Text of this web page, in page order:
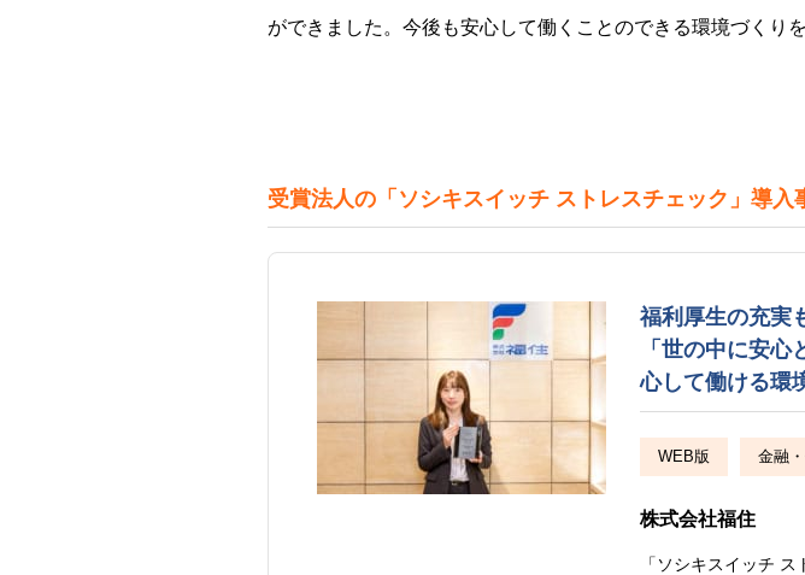
ができました。今後も安心して働くことのできる環境づくり
受賞法人の「ソシキスイッチ ストレスチェック」導入
福利厚生の充実
「世の中に安
心して働ける環
WEB版 金融
株式会社福住
「ソシキスイッチ